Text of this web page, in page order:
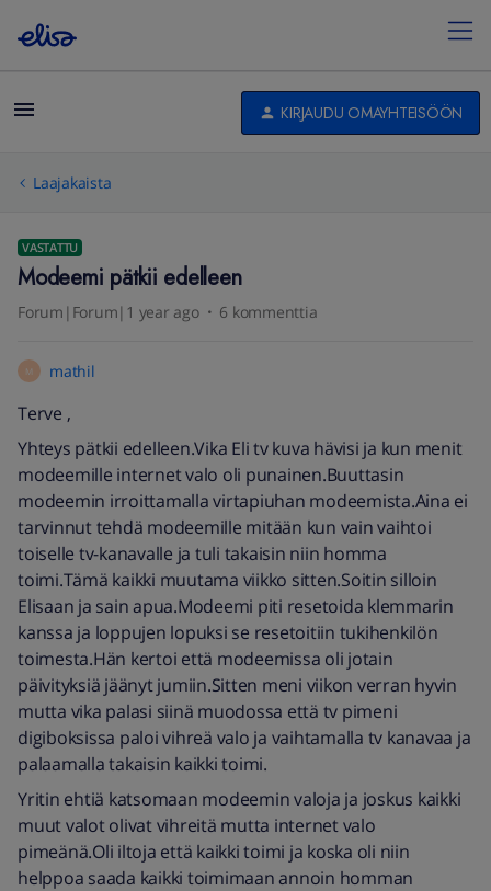
KIRJAUDU OMAYHTEISÖÖN
Laajakaista
VASTATTU
Modeemi pätkii edelleen
Forum|Forum|1 year ago 6 kommenttia
M mathil
Terve ,
Yhteys pätkii edelleen.Vika Eli tv kuva hävisi ja kun menit
modeemille internet valo oli punainen.Buuttasin
modeemin irroittamalla virtapiuhan modeemista.Aina ei
tarvinnut tehdä modeemille mitään kun vain vaihtoi
toiselle tv-kanavalle ja tuli takaisin niin homma
toimi.Tämä kaikki muutama viikko sitten.Soitin silloin
Elisaan ja sain apua.Modeemi piti resetoida klemmarin
kanssa ja loppujen lopuksi se resetoitiin tukihenkilön
toimesta.Hän kertoi että modeemissa oli jotain
päivityksiä jäänyt jumiin.Sitten meni viikon verran hyvin
mutta vika palasi siinä muodossa että tv pimeni
digiboksissa paloi vihreä valo ja vaihtamalla tv kanavaa ja
palaamalla takaisin kaikki toimi.
Yritin ehtiä katsomaan modeemin valoja ja joskus kaikki
muut valot olivat vihreitä mutta internet valo
pimeänä.Oli iltoja että kaikki toimi ja koska oli niin
helppoa saada kaikki toimimaan annoin homman